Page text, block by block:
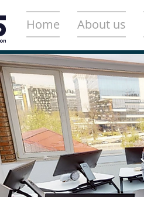
Home About us